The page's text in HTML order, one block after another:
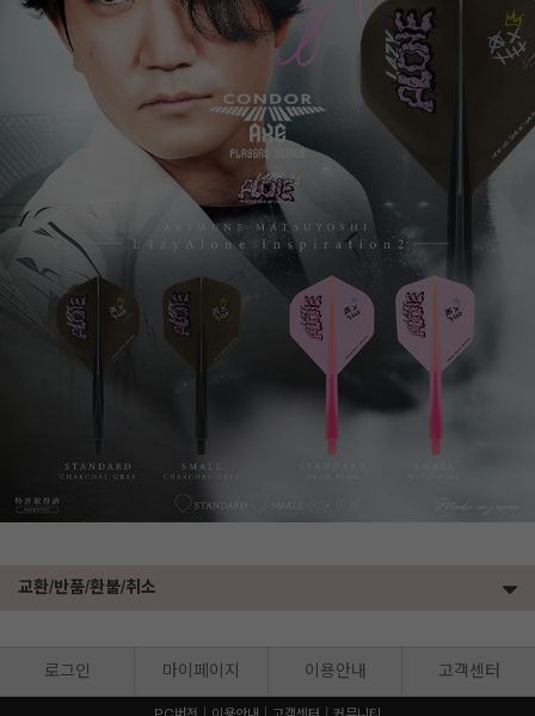
교환/반품/환불/취소
로그인 마이페이지 이용안내 고객센터